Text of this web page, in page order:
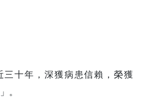
三十年，深獲病患信賴，榮獲
。